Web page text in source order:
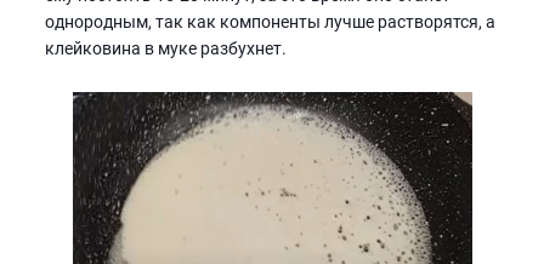
однородным, так как компоненты лучше растворятся, а
клейковина в муке разбухнет.